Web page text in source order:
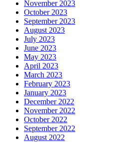
November 2023
October 2023
September 2023
August 2023
July 2023
June 2023
May 2023
April 2023
March 2023
February 2023
January 2023
December 2022
November 2022
October 2022
September 2022
August 2022